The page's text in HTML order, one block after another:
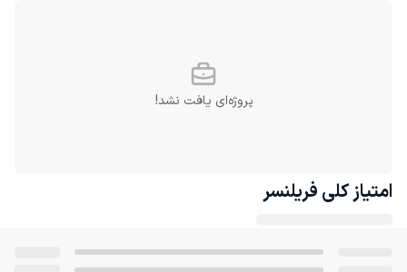
پروژه‌ای یافت نشد!
امتیاز کلی فریلنسر